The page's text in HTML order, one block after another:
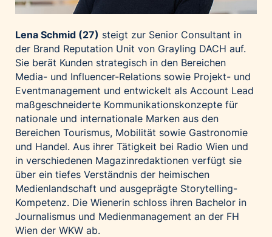
Lena Schmid (27) steigt zur Senior Consultant in
der Brand Reputation Unit von Grayling DACH auf.
Sie berät Kunden strategisch in den Bereichen
Media- und Influencer-Relations sowie Projekt- und
Eventmanagement und entwickelt als Account Lead
maßgeschneiderte Kommunikationskonzepte für
nationale und internationale Marken aus den
Bereichen Tourismus, Mobilität sowie Gastronomie
und Handel. Aus ihrer Tätigkeit bei Radio Wien und
in verschiedenen Magazinredaktionen verfügt sie
über ein tiefes Verständnis der heimischen
Medienlandschaft und ausgeprägte Storytelling-
Kompetenz. Die Wienerin schloss ihren Bachelor in
Journalismus und Medienmanagement an der FH
Wien der WKW ab.